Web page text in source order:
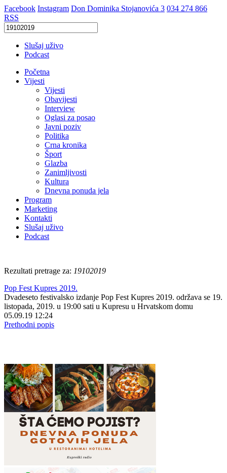
Facebook Instagram Don Dominika Stojanovića 3 034 274 866
RSS
Slušaj uživo
Podcast
Početna
Vijesti
Vijesti
Obavijesti
Interview
Oglasi za posao
Javni poziv
Politika
Crna kronika
Šport
Glazba
Zanimljivosti
Kultura
Dnevna ponuda jela
Program
Marketing
Kontakti
Slušaj uživo
Podcast
Rezultati pretrage za: 19102019
Pop Fest Kupres 2019.
Dvadeseto festivalsko izdanje Pop Fest Kupres 2019. održava se 19.
listopada, 2019. u 19:00 sati u Kupresu u Hrvatskom domu
05.09.19 12:24
Prethodni popis